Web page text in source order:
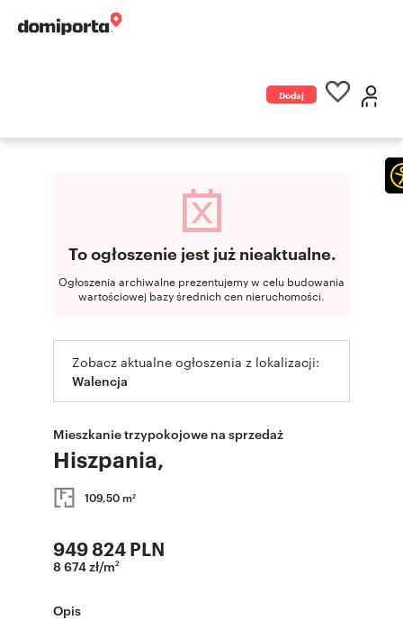
Dodaj
To ogłoszenie jest już nieaktualne.
Ogłoszenia archiwalne prezentujemy w celu budowania
wartościowej bazy średnich cen nieruchomości.
Zobacz aktualne ogłoszenia z lokalizacji:
Walencja
Mieszkanie trzypokojowe na sprzedaż
Hiszpania,
109,50 m2
949 824 PLN
8 674 zł/m2
Opis